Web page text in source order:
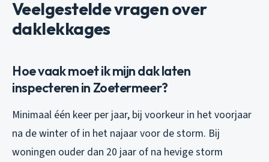
Veelgestelde vragen over
daklekkages
Hoe vaak moet ik mijn dak laten
inspecteren in Zoetermeer?
Minimaal één keer per jaar, bij voorkeur in het voorjaar
na de winter of in het najaar voor de storm. Bij
woningen ouder dan 20 jaar of na hevige storm